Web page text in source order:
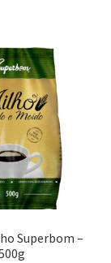
Superbom –